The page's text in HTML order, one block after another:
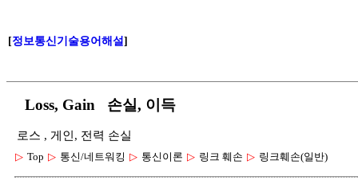
[정보통신기술용어해설]
Loss, Gain 손실, 이득
로스 , 게인, 전력 손실
▷ Top ▷ 통신/네트워킹 ▷ 통신이론 ▷ 링크 훼손 ▷ 링크훼손(일반)